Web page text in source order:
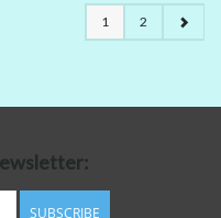
1 2
SUBSCRIBE